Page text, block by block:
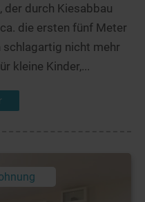
der durch Kiesabbau
die ersten fünf Meter
schlagartig nicht mehr
kleine Kinder,...